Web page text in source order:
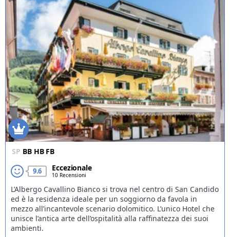
SP BB HB FB
9.6 Eccezionale
10 Recensioni
L’Albergo Cavallino Bianco si trova nel centro di San Candido
ed è la residenza ideale per un soggiorno da favola in
mezzo all’incantevole scenario dolomitico. L’unico Hotel che
unisce l’antica arte dell’ospitalità alla raffinatezza dei suoi
ambienti.